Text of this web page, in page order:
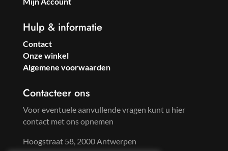
Hulp & informatie
Contact
Onze winkel
Algemene voorwaarden
Contacteer ons
Voor eventuele aanvullende vragen kunt u hier
contact met ons opnemen
Hoogstraat 58, 2000 Antwerpen